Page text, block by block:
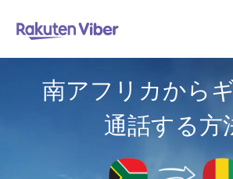
南アフリカから
通話する方